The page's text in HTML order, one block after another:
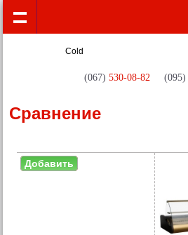
(067) 530-08-82 (095)
Сравнение
Добавить